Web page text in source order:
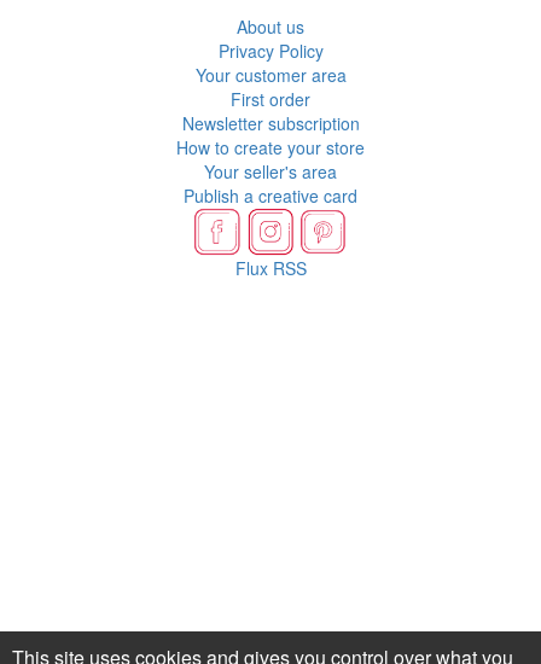
About us
Privacy Policy
Your customer area
First order
Newsletter subscription
How to create your store
Your seller's area
Publish a creative card
Flux RSS
This site uses cookies and gives you control over what you